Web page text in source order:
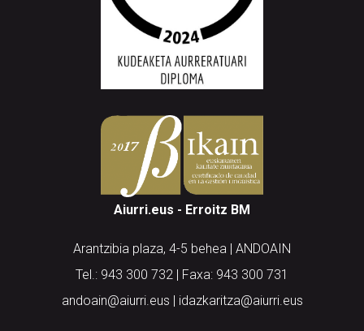
Aiurri.eus - Erroitz BM
Arantzibia plaza, 4-5 behea | ANDOAIN
Tel.: 943 300 732 | Faxa: 943 300 731
andoain@aiurri.eus | idazkaritza@aiurri.eus